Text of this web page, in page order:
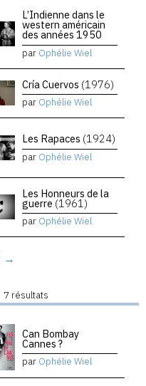
L’Indienne dans le
western américain
des années 1950
par Ophélie Wiel
Cría Cuervos (1976)
par Ophélie Wiel
Les Rapaces (1924)
par Ophélie Wiel
Les Honneurs de la
guerre (1961)
par Ophélie Wiel
→
7 résultats
Can Bombay
Cannes ?
par Ophélie Wiel